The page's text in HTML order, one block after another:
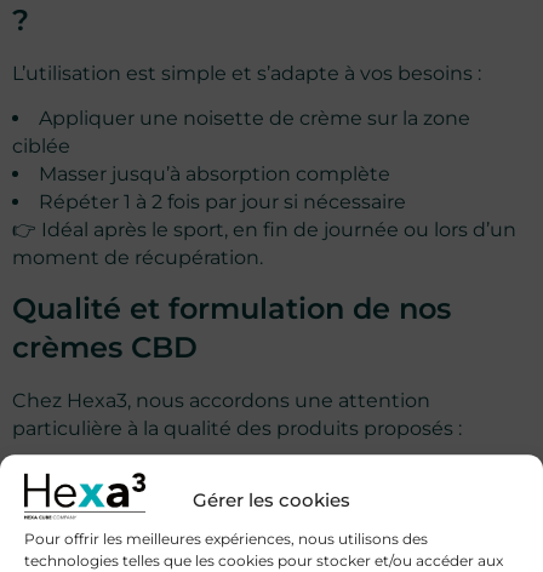
Gérer les cookies
Pour offrir les meilleures expériences, nous utilisons des
technologies telles que les cookies pour stocker et/ou accéder aux
?
L’utilisation est simple et s’adapte à vos besoins :
Appliquer une noisette de crème sur la zone
ciblée
Masser jusqu’à absorption complète
Répéter 1 à 2 fois par jour si nécessaire
👉 Idéal après le sport, en fin de journée ou lors d’un
moment de récupération.
Qualité et formulation de nos
crèmes CBD
Chez Hexa3, nous accordons une attention
particulière à la qualité des produits proposés :
Sélection rigoureuse des matières premières
Formules pensées pour une application
confortable
CBD issu de chanvre conforme à la